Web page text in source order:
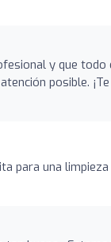
y que todo
posible. ¡Te
para una limpieza